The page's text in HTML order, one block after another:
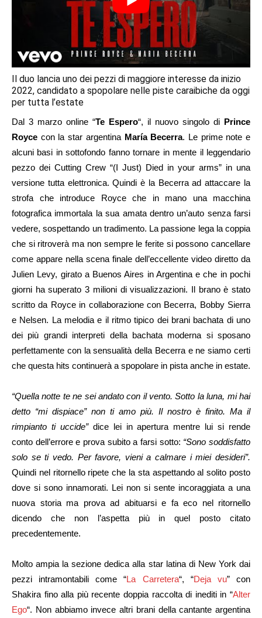
Il duo lancia uno dei pezzi di maggiore interesse da inizio
2022, candidato a spopolare nelle piste caraibiche da oggi
per tutta l’estate
Dal 3 marzo online “Te Espero“, il nuovo singolo di Prince
Royce con la star argentina María Becerra. Le prime note e
alcuni basi in sottofondo fanno tornare in mente il leggendario
pezzo dei Cutting Crew “(I Just) Died in your arms” in una
versione tutta elettronica. Quindi è la Becerra ad attaccare la
strofa che introduce Royce che in mano una macchina
fotografica immortala la sua amata dentro un’auto senza farsi
vedere, sospettando un tradimento. La passione lega la coppia
che si ritroverà ma non sempre le ferite si possono cancellare
come appare nella scena finale dell’eccellente video diretto da
Julien Levy, girato a Buenos Aires in Argentina e che in pochi
giorni ha superato 3 milioni di visualizzazioni. Il brano è stato
scritto da Royce in collaborazione con Becerra, Bobby Sierra
e Nelsen. La melodia e il ritmo tipico dei brani bachata di uno
dei più grandi interpreti della bachata moderna si sposano
perfettamente con la sensualità della Becerra e ne siamo certi
che questa hits continuerà a spopolare in pista anche in estate.
“Quella notte te ne sei andato con il vento. Sotto la luna, mi hai
detto “mi dispiace” non ti amo più. Il nostro è finito. Ma il
rimpianto ti uccide”dice lei in apertura mentre lui si rende
conto dell’errore e prova subito a farsi sotto: “Sono soddisfatto
solo se ti vedo. Per favore, vieni a calmare i miei desideri”.
Quindi nel ritornello ripete che la sta aspettando al solito posto
dove si sono innamorati. Lei non si sente incoraggiata a una
nuova storia ma prova ad abituarsi e fa eco nel ritornello
dicendo che non l’aspetta più in quel posto citato
precedentemente.
Molto ampia la sezione dedica alla star latina di New York dai
pezzi intramontabili come “La Carretera“, “Deja vu” con
Shakira fino alla più recente doppia raccolta di inediti in “Alter
Ego“. Non abbiamo invece altri brani della cantante argentina